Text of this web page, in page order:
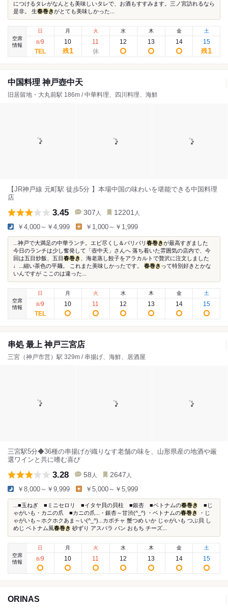
につけるタレがなんとも美味しいタレで、お酒もすすみます。三ノ宮訪れるなら
是非。 生春巻きがとても美味しかった...
空席
情報
日
8/9
月
10
残1
火
11
水
12
木
13
金
14
土
15
残1
中国料理 神戸壺中天
旧居留地・大丸前駅 186m / 中華料理、四川料理、海鮮
【JR神戸線 元町駅 徒歩5分 】本場中国の味わいを堪能できる中国料理
店
3.45 307 人 12201 人
￥4,000～￥4,999 ￥1,000～￥1,999
...神戸で大満足の中華ランチ。エビ尽くし＆パリパリ 春巻きが最高すぎました
今日のランチは少し奮発して「壺中天」さんへ 落ち着いた雰囲気の店内で、今
回は五目炒飯、五目 春巻き
、海老蒸し餃子をアラカルトで贅沢に注文しました
♩...細い茶色の平麺。 これまた美味しかったです。 春巻き って特別好きとかな
いんですが ここのは違った...
空席
情報
日
8/9
月
10
火
11
水
12
木
13
金
14
土
15
串処 最上 神戸三宮店
三宮（神戸市営）駅 329m / 串揚げ、海鮮、居酒屋
三宮駅5分◆36種の串揚げが織りなす老舗の味を、山形県産の地酒や厳
選ワインと共に嗜む喜び
3.28 58 人 2647 人
￥8,000～￥9,999 ￥5,000～￥5,999
...■玉ねぎ ■ミニセロリ ■イタヤ貝の貝柱 ■銀杏 ■ベトナムの春巻き
■じ
ゃがいも・カニの爪 ■カニの爪...・銀杏～甘渋(^_^) ・ベトナムの春巻き
・じ
ゃがいも～ホクホクあま～い(^_^)...カボチャ 蟹つめ いか じゃがいも つぶ貝 し
めじ ベトナム風春巻き 砂ずり アスパラ パン おもち チーズ...
空席
情報
日
8/9
月
10
火
11
水
12
木
13
金
14
土
15
ORINAS